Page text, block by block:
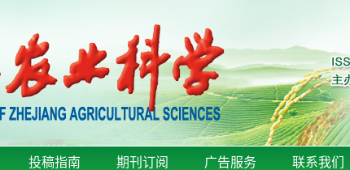
投稿指南 期刊订阅 广告服务 联系我们